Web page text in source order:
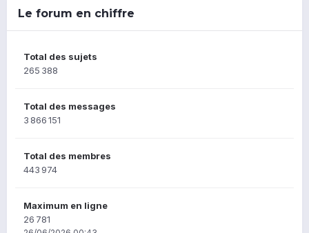
Le forum en chiffre
Total des sujets
265 388
Total des messages
3 866 151
Total des membres
443 974
Maximum en ligne
26 781